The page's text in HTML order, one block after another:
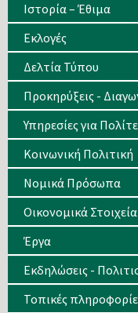
Ιστορία – Έθιμα
Eκλογές
Δελτία Τύπου
Προκηρύξεις -
Υπηρεσίες για
Κοινωνική Πολιτική
Νομικά Πρόσωπα
Οικονομικά Στοιχεία
Έργα
Εκδηλώσεις -
Τοπικές